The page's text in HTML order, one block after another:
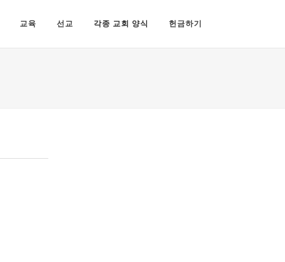
교육 선교 각종 교회 양식 헌금하기